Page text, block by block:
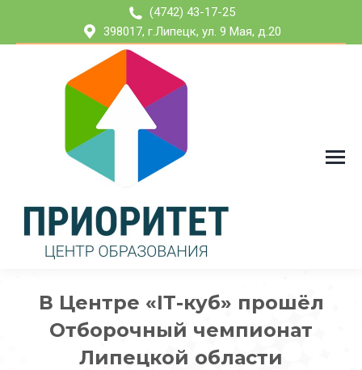
(4742) 43-17-25
398017, г.Липецк, ул. 9 Мая, д.20
В Центре «IТ-куб» прошёл
Отборочный чемпионат
Липецкой области